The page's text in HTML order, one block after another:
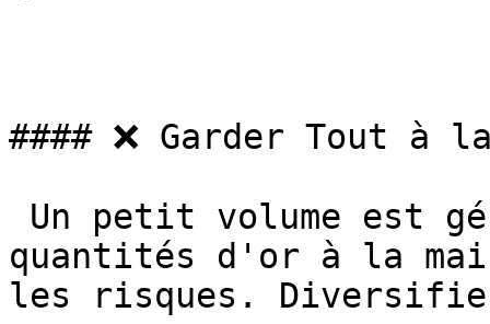
#### ❌ Garder Tout à
quantités d'or à la
les risques.